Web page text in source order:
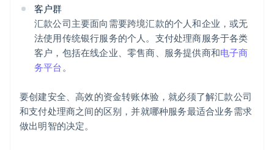
客户群
汇款公司主要面向需要跨境汇款的个人和企业，或无
法使用传统银行服务的个人。支付处理商服务于各类
客户，包括在线企业、零售商、服务提供商和电子商
务平台。
要创建安全、高效的资金转账体验，就必须了解汇款公司
和支付处理商之间的区别，并就哪种服务最适合业务需求
做出明智的决定。